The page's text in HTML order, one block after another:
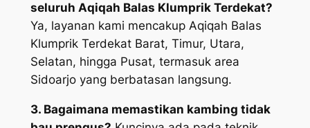
seluruh Aqiqah Balas Klumprik Terdekat?
Ya, layanan kami mencakup Aqiqah Balas
Klumprik Terdekat Barat, Timur, Utara,
Selatan, hingga Pusat, termasuk area
Sidoarjo yang berbatasan langsung.
3. Bagaimana memastikan kambing tidak